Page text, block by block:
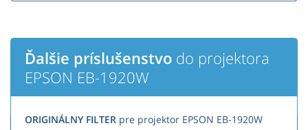
Ďalšie príslušenstvo do projektora
EPSON EB-1920W
ORIGINÁLNY FILTER pre projektor EPSON EB-1920W